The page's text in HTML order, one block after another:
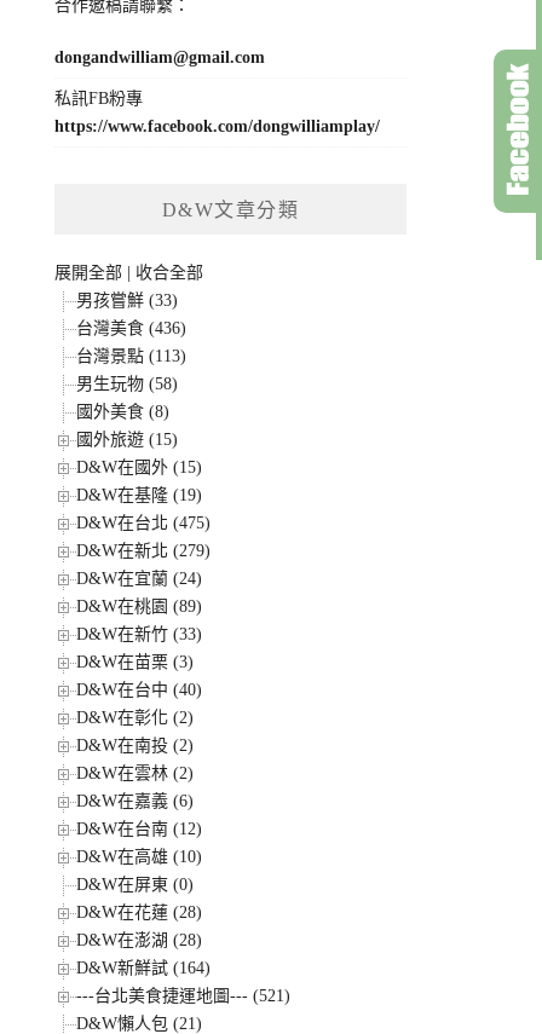
合作邀稿請聯繫：
dongandwilliam@gmail.com
私訊FB粉專
https://www.facebook.com/dongwilliamplay/
D&W文章分類
展開全部
收合全部
男孩嘗鮮 (33)
台灣美食 (436)
台灣景點 (113)
男生玩物 (58)
國外美食 (8)
國外旅遊 (15)
D&W在國外 (15)
D&W在基隆 (19)
D&W在台北 (475)
D&W在新北 (279)
D&W在宜蘭 (24)
D&W在桃園 (89)
D&W在新竹 (33)
D&W在苗栗 (3)
D&W在台中 (40)
D&W在彰化 (2)
D&W在南投 (2)
D&W在雲林 (2)
D&W在嘉義 (6)
D&W在台南 (12)
D&W在高雄 (10)
D&W在屏東 (0)
D&W在花蓮 (28)
D&W在澎湖 (28)
D&W新鮮試 (164)
---台北美食捷運地圖--- (521)
D&W懶人包 (21)